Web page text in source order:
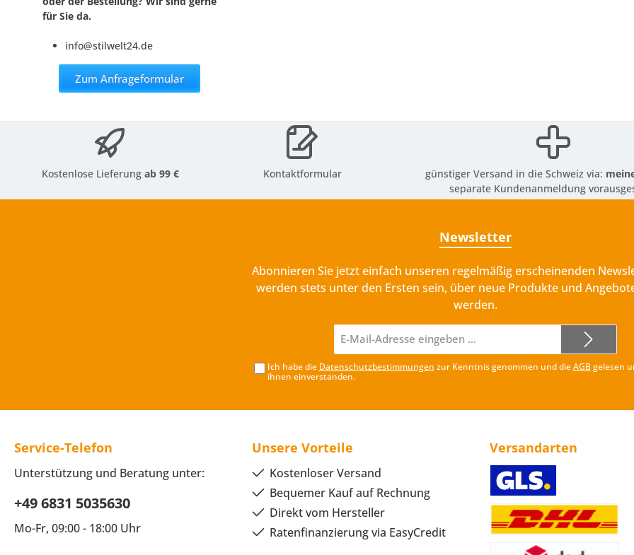
für Sie da.
info@stilwelt24.de
Zum Anfrageformular
Kostenlose Lieferungab 99 € Kontaktformular günstiger Versand in die Schweiz via:
separate Kundenanmeldung
Newsletter
Abonnieren Sie jetzt einfach unseren regelmäßig erscheinenden
werden stets unter den Ersten sein, über neue Produkte und
werden.
Mail-
Adresse*
Ich habe die Datenschutzbestimmungen zur Kenntnis genommen und dieAGBgelesen
ihnen einverstanden.
Service-Telefon
Unterstützung und Beratung unter:
+49 6831 5035630
Mo-Fr, 09:00 - 18:00 Uhr
Unsere Vorteile
Kostenloser Versand
Bequemer Kauf auf Rechnung
Direkt vom Hersteller
Ratenfinanzierung via EasyCredit
Versandarten